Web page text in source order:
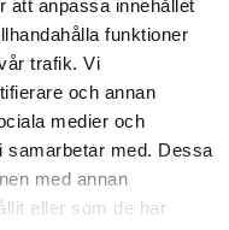
att anpassa innehållet
funktioner
trafik. Vi
och annan
medier och
samarbetar med. Dessa
med annan
eller som de har
av god kvalitet
hem.
det är bäst att
först.